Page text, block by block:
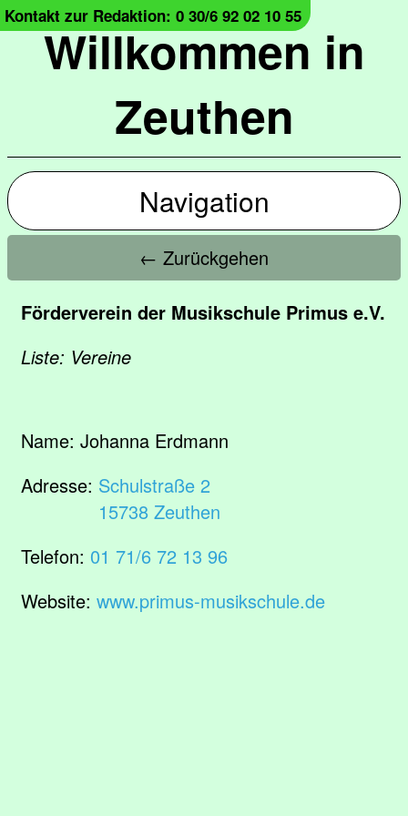
Willkommen in
Zeuthen
Kontakt zur Redaktion: 0 30/6 92 02 10 55
Navigation
← Zurückgehen
Förderverein der Musikschule Primus e.V.
Liste: Vereine
Name: Johanna Erdmann
Adresse: Schulstraße 2
15738 Zeuthen
Telefon: 01 71/6 72 13 96
Website: www.primus-musikschule.de